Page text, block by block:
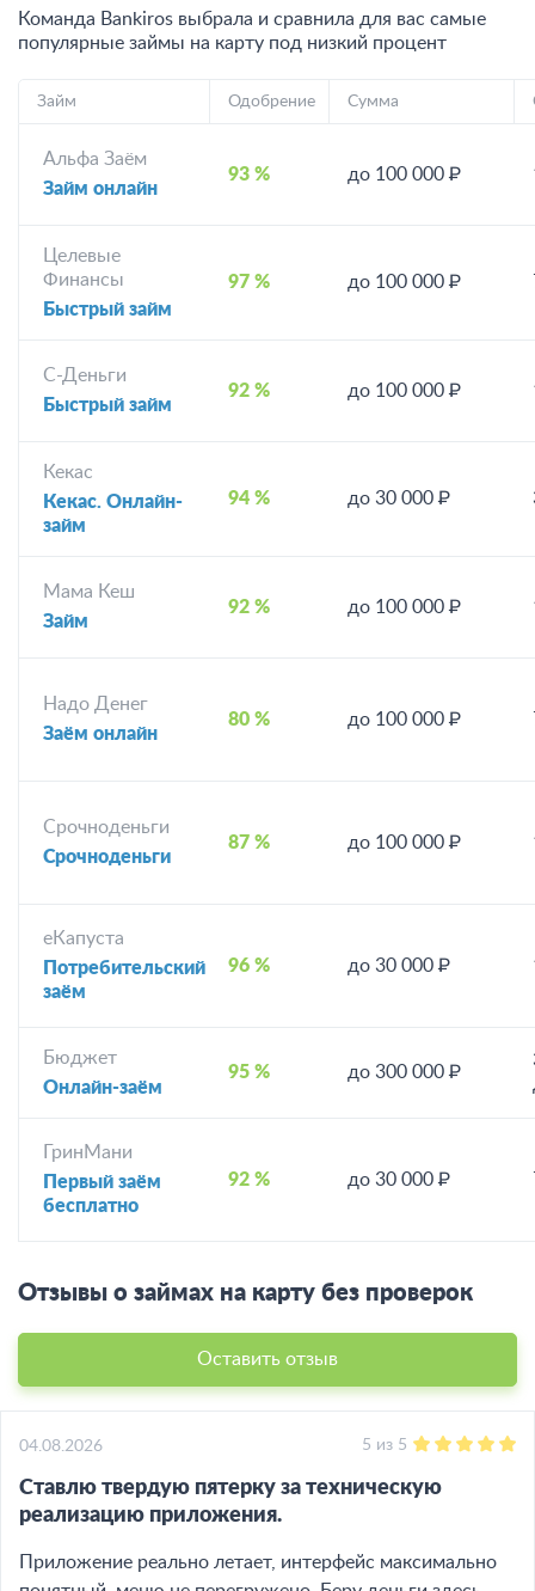
Команда Bankiros выбрала и сравнила для вас самые
популярные займы на карту под низкий процент
Займ Одобрение Сумма
Альфа Заём
Займ онлайн
93 % до 100 000 ₽
Целевые
Финансы
Быстрый займ
97 % до 100 000 ₽
С-Деньги
Быстрый займ
92 % до 100 000 ₽
Кекас
Кекас. Онлайн-
займ
94 % до 30 000 ₽
Мама Кеш
Займ
92 % до 100 000 ₽
Надо Денег
Заём онлайн
80 % до 100 000 ₽
Срочноденьги
Срочноденьги
87 % до 100 000 ₽
еКапуста
Потребительский
заём
96 % до 30 000 ₽
Бюджет
Онлайн-заём
95 % до 300 000 ₽
ГринМани
Первый заём
бесплатно
92 % до 30 000 ₽
Отзывы о займах на карту без проверок
Оставить отзыв
04.08.2026 5 из 5
Ставлю твердую пятерку за техническую
реализацию приложения.
Приложение реально летает, интерфейс максимально